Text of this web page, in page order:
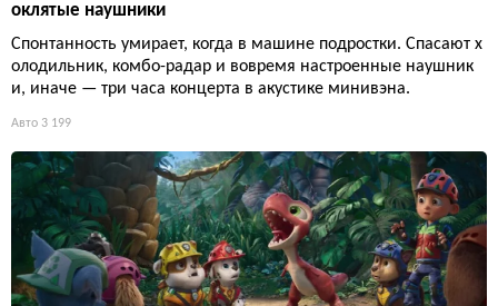
оклятые наушники
Спонтанность умирает, когда в машине подростки. Спасают х
олодильник, комбо-радар и вовремя настроенные наушник
и, иначе — три часа концерта в акустике минивэна.
Авто 3 199